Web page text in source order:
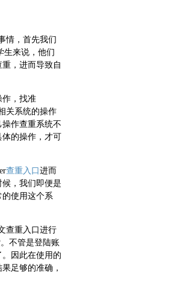
情，首先我们
生来说，他们
，进而导致自
作，找准
关系统的操作
作查重系统不
的操作，才可
查重入口 进而
，我们即便是
使用这个系
查重入口进行
不管是登陆账
因此在使用的
足够的准确，